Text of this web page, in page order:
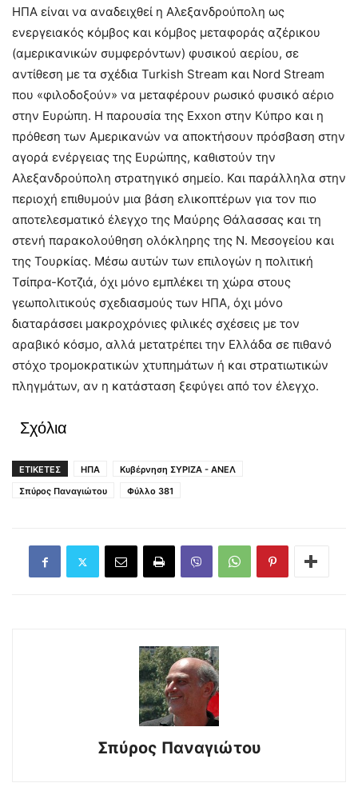
ΗΠΑ είναι να αναδειχθεί η Αλεξανδρούπολη ως
ενεργειακός κόμβος και κόμβος μεταφοράς αζέρικου
(αμερικανικών συμφερόντων) φυσικού αερίου, σε
αντίθεση με τα σχέδια Turkish Stream και Νord Stream
που «φιλοδοξούν» να μεταφέρουν ρωσικό φυσικό αέριο
στην Ευρώπη. Η παρουσία της Exxon στην Κύπρο και η
πρόθεση των Αμερικανών να αποκτήσουν πρόσβαση στην
αγορά ενέργειας της Ευρώπης, καθιστούν την
Αλεξανδρούπολη στρατηγικό σημείο. Και παράλληλα στην
περιοχή επιθυμούν μια βάση ελικοπτέρων για τον πιο
αποτελεσματικό έλεγχο της Μαύρης Θάλασσας και τη
στενή παρακολούθηση ολόκληρης της Ν. Μεσογείου και
της Τουρκίας. Μέσω αυτών των επιλογών η πολιτική
Τσίπρα-Κοτζιά, όχι μόνο εμπλέκει τη χώρα στους
γεωπολιτικούς σχεδιασμούς των ΗΠΑ, όχι μόνο
διαταράσσει μακροχρόνιες φιλικές σχέσεις με τον
αραβικό κόσμο, αλλά μετατρέπει την Ελλάδα σε πιθανό
στόχο τρομοκρατικών χτυπημάτων ή και στρατιωτικών
πληγμάτων, αν η κατάσταση ξεφύγει από τον έλεγχο.
Σχόλια
ΕΤΙΚΕΤΕΣ ΗΠΑ
Κυβέρνηση ΣΥΡΙΖΑ - ΑΝΕΛ
Σπύρος Παναγιώτου
Φύλλο 381
Σπύρος Παναγιώτου